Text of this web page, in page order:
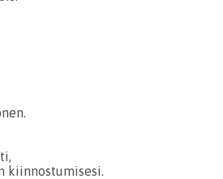
kiinnostumisesi.